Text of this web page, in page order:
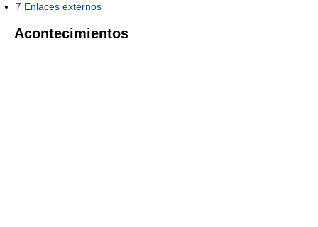
7 Enlaces externos
Acontecimientos